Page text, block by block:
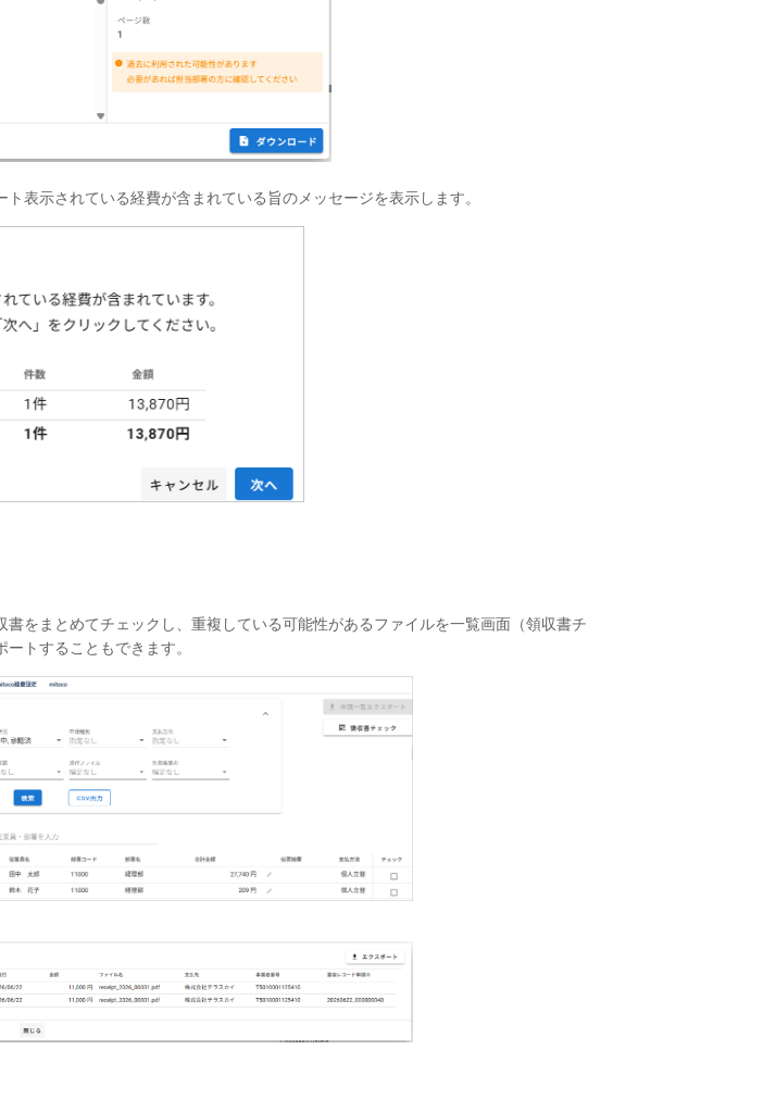
表示されている経費が含まれている旨のメッセージを表示します。
をまとめてチェックし、重複している可能性があるファイルを一覧画面（領収書チ
トすることもできます。